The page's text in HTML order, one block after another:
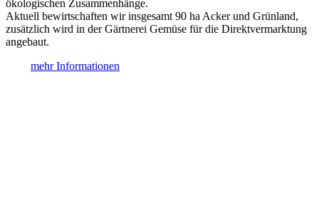
ökologischen Zusammenhänge.
Aktuell bewirtschaften wir insgesamt 90 ha Acker und Grünland,
zusätzlich wird in der Gärtnerei Gemüse für die Direktvermarktung
angebaut.
mehr Informationen